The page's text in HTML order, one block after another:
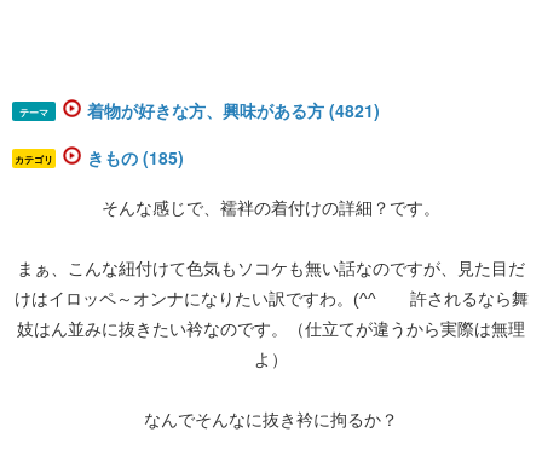
テーマ 着物が好きな方、興味がある方 (4821)
カテゴリ きもの (185)
そんな感じで、襦袢の着付けの詳細？です。
まぁ、こんな紐付けて色気もソコケも無い話なのですが、見た目だ
けはイロッペ～オンナになりたい訳ですわ。(^^ゞ 許されるなら舞
妓はん並みに抜きたい衿なのです。（仕立てが違うから実際は無理
よ）
なんでそんなに抜き衿に拘るか？